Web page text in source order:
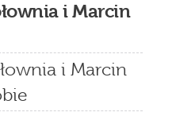
i Marcin
i Marcin